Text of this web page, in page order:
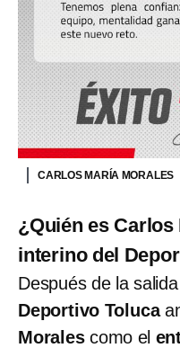
CARLOS MARÍA MORALES
¿Quién es Carlos
interino del
Después de la
Deportivo Toluca
Morales como el